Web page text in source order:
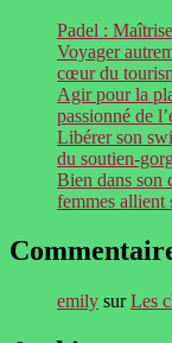
Padel :
Voyager
cœur du
Agir pour la
passionné de
Libérer son
du soutien-
Bien dans son
femmes allient
emily surLes